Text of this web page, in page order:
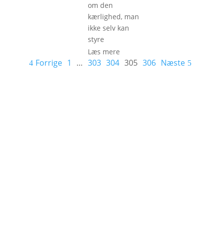
om den
kærlighed, man
ikke selv kan
styre
Læs mere
Forrige 1 … 303 304 305 306 Næste